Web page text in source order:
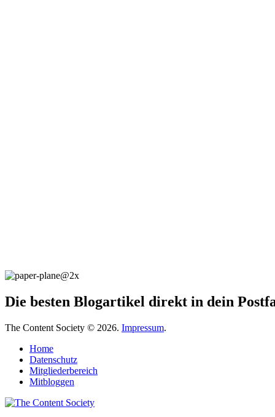
Die besten Blogartikel direkt in dein
The Content Society © 2026. Impressum.
Home
Datenschutz
Mitgliederbereich
Mitbloggen